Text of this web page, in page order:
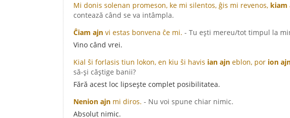
Mi donis solenan promeson, ke mi silentos, ĝis mi revenos, kiam
contează când se va intâmpla.
Ĉiam ajn vi estas bonvena ĉe mi. - Tu ești mereu/tot timpul la
Vino când vrei.
Kial ŝi forlasis tiun lokon, en kiu ŝi havis ian ajn eblon, por ion
să-și căștige banii?
Fără acest loc lipsește complet posibilitatea.
Nenion ajn mi diros. - Nu voi spune chiar nimic.
Absolut nimic.